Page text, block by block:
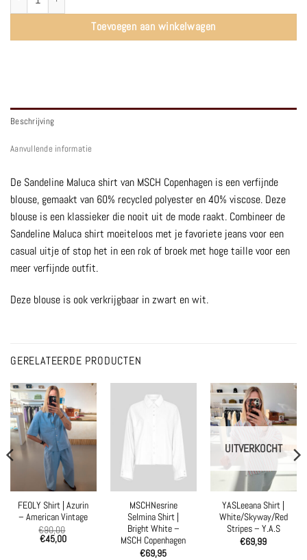
Toevoegen aan winkelwagen
Beschrijving
Aanvullende informatie
De Sandeline Maluca shirt van MSCH Copenhagen is een verfijnde
blouse, gemaakt van 60% recycled polyester en 40% viscose. Deze
blouse is een klassieker die nooit uit de mode raakt. Combineer de
Sandeline Maluca shirt moeiteloos met je favoriete jeans voor een
casual uitje of stop het in een rok of broek met hoge taille voor een
meer verfijnde outfit.
Deze blouse is ook verkrijgbaar in zwart en wit.
GERELATEERDE PRODUCTEN
FEOLY Shirt | Azurin
– American Vintage
€90,00
€45,00
MSCHNesrine
Selmina Shirt |
Bright White –
MSCH Copenhagen
€69,95
UITVERKOCHT
YASLeeana Shirt |
White/Skyway/Red
Stripes – Y.A.S
€69,99